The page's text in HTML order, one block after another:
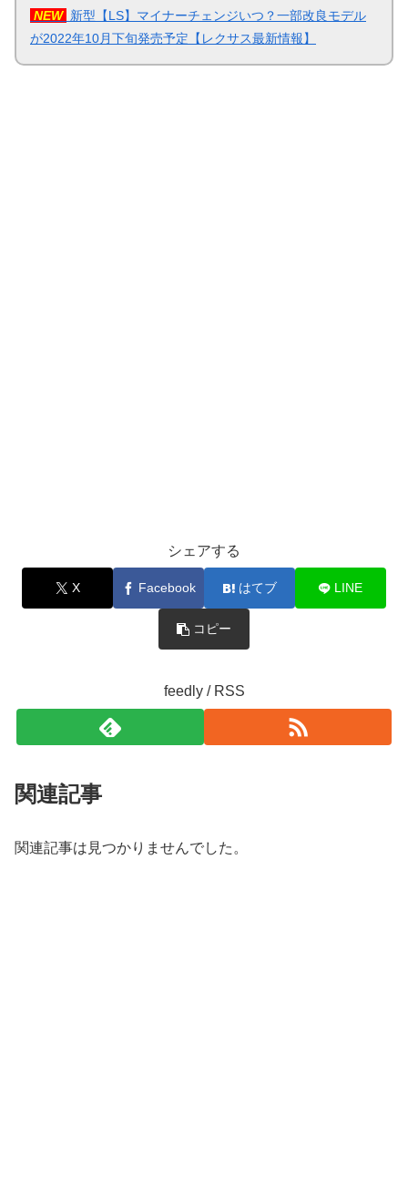
NEW 新型【LS】マイナーチェンジいつ？一部改良モデル
が2022年10月下旬発売予定【レクサス最新情報】
シェアする
X Facebook はてブ LINE
コピー
feedly / RSS
関連記事
関連記事は見つかりませんでした。